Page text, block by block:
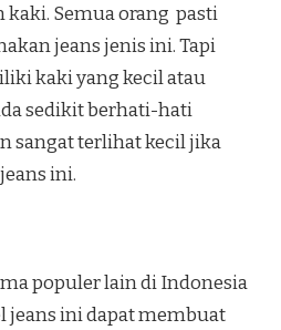
kaki. Semua orang pasti
jeans jenis ini. Tapi
kaki yang kecil atau
sedikit berhati-hati
sangat terlihat kecil jika
ini.
populer lain di Indonesia
jeans ini dapat membuat